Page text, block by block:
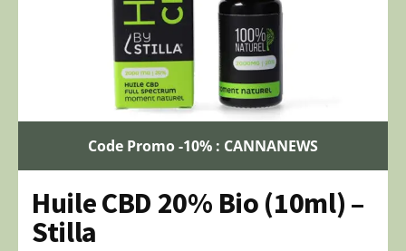
Code Promo -10% : CANNANEWS
Huile CBD 20% Bio (10ml) –
Stilla